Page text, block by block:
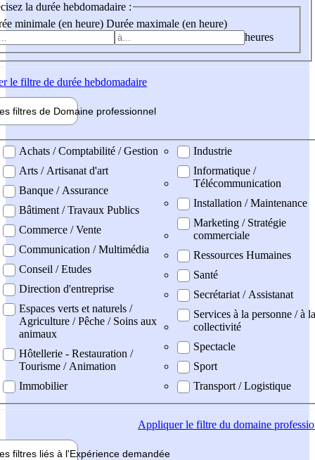
la durée hebdomadaire :
minimale (en heure) Durée maximale (en heure)
heures
le filtre de durée hebdomadaire
filtres de Domaine professionnel
professionel
Achats / Comptabilité / Gestion
Arts / Artisanat d'art
Banque / Assurance
Bâtiment / Travaux Publics
Commerce / Vente
Communication / Multimédia
Conseil / Etudes
Direction d'entreprise
Espaces verts et naturels /
Agriculture / Pêche / Soins aux
animaux
Hôtellerie - Restauration /
Tourisme / Animation
Immobilier
Industrie
Informatique /
Télécommunication
Installation / Maintenance
Marketing / Stratégie
commerciale
Ressources Humaines
Santé
Secrétariat / Assistanat
Services à la personne / à la
collectivité
Spectacle
Sport
Transport / Logistique
Appliquerle filtre du domaine
filtres liés à l'Expérience demandée